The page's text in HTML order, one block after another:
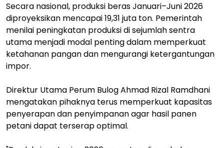
Secara nasional, produksi beras Januari–Juni 2026
diproyeksikan mencapai 19,31 juta ton. Pemerintah
menilai peningkatan produksi di sejumlah sentra
utama menjadi modal penting dalam memperkuat
ketahanan pangan dan mengurangi ketergantungan
impor.
Direktur Utama Perum Bulog Ahmad Rizal Ramdhani
mengatakan pihaknya terus memperkuat kapasitas
penyerapan dan penyimpanan agar hasil panen
petani dapat terserap optimal.